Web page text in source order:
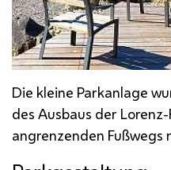
Die kleine Parkanlage
des Ausbaus der
angrenzenden Fußwegs